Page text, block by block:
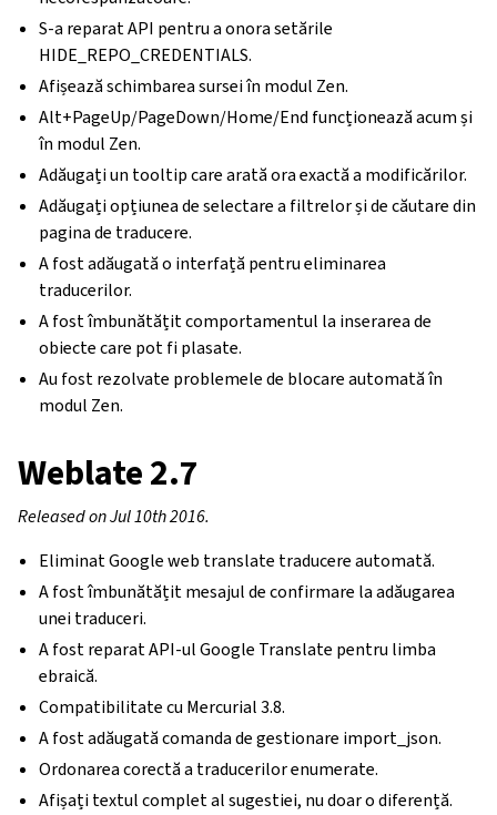
S-a reparat API pentru a onora setările
HIDE_REPO_CREDENTIALS.
Afișează schimbarea sursei în modul Zen.
Alt+PageUp/PageDown/Home/End funcționează acum și
în modul Zen.
Adăugați un tooltip care arată ora exactă a modificărilor.
Adăugați opțiunea de selectare a filtrelor și de căutare din
pagina de traducere.
A fost adăugată o interfață pentru eliminarea
traducerilor.
A fost îmbunătățit comportamentul la inserarea de
obiecte care pot fi plasate.
Au fost rezolvate problemele de blocare automată în
modul Zen.
Weblate 2.7
Released on Jul 10th 2016.
Eliminat Google web translate traducere automată.
A fost îmbunătățit mesajul de confirmare la adăugarea
unei traduceri.
A fost reparat API-ul Google Translate pentru limba
ebraică.
Compatibilitate cu Mercurial 3.8.
A fost adăugată comanda de gestionare import_json.
Ordonarea corectă a traducerilor enumerate.
Afișați textul complet al sugestiei, nu doar o diferență.